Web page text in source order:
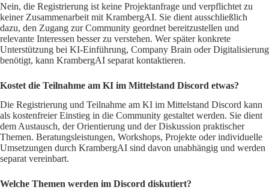
Nein, die Registrierung ist keine Projektanfrage und verpflichtet zu
keiner Zusammenarbeit mit KrambergAI. Sie dient ausschließlich
dazu, den Zugang zur Community geordnet bereitzustellen und
relevante Interessen besser zu verstehen. Wer später konkrete
Unterstützung bei KI-Einführung, Company Brain oder Digitalisierung
benötigt, kann KrambergAI separat kontaktieren.
Kostet die Teilnahme am KI im Mittelstand Discord etwas?
Die Registrierung und Teilnahme am KI im Mittelstand Discord kann
als kostenfreier Einstieg in die Community gestaltet werden. Sie dient
dem Austausch, der Orientierung und der Diskussion praktischer
Themen. Beratungsleistungen, Workshops, Projekte oder individuelle
Umsetzungen durch KrambergAI sind davon unabhängig und werden
separat vereinbart.
Welche Themen werden im Discord diskutiert?